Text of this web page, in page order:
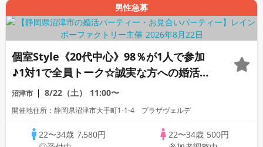
男性急募
個室Style《20代中心》98％が1人で参加
♪1対1で全員トーク☆誠実な方への婚活パ
ーティー
沼津市 8/22（土） 11:00〜
開催地住所：静岡県沼津市大手町1-1-4 プラザヴェルデ
22〜34歳 7,580円
22〜34歳 500円